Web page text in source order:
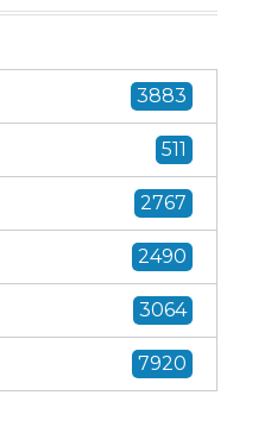
3883
511
2767
2490
3064
7920